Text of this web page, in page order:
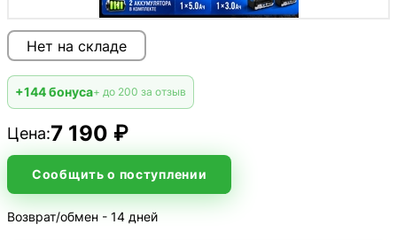
Нет на складе
+144 бонуса+ до 200 за отзыв
Цена:7 190 ₽
Сообщить о поступлении
Возврат/обмен - 14 дней